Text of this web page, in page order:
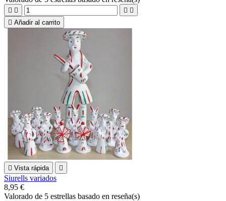
   
 Añadir al carrito
 Vista rápida 
Siurells variados
8,95 €
Valorado de 5 estrellas basado en reseña(s)